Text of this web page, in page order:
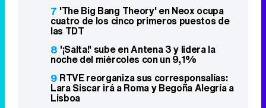
7 'The Big Bang Theory' en Neox ocupa
cuatro de los cinco primeros puestos de
las TDT
8 '¡Salta!' sube en Antena 3 y lidera la
noche del miércoles con un 9,1%
9 RTVE reorganiza sus corresponsalías:
Lara Siscar irá a Roma y Begoña Alegría a
Lisboa